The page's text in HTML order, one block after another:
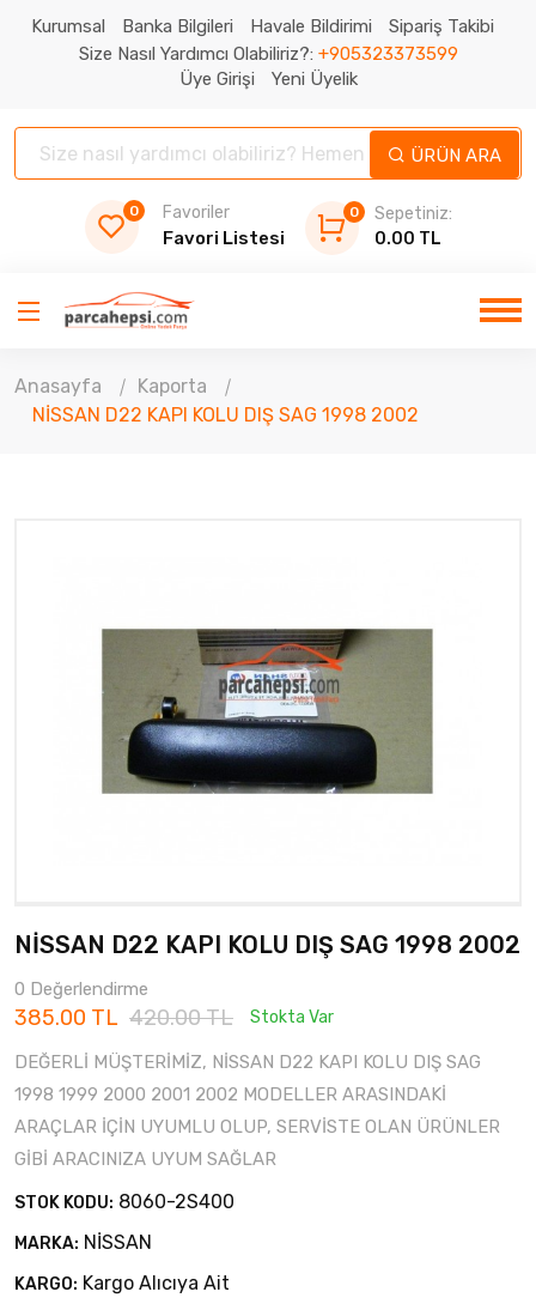
Kurumsal Banka Bilgileri Havale Bildirimi
Sipariş Takibi
Size Nasıl Yardımcı Olabiliriz?: +905323373599
Üye Girişi
Yeni Üyelik
ÜRÜN ARA
0 Favoriler
Favori Listesi
0
Sepetiniz:
0.00 TL
Anasayfa
Kaporta
NİSSAN D22 KAPI KOLU DIŞ SAG 1998 2002
NİSSAN D22 KAPI KOLU DIŞ SAG 1998 2002
0 Değerlendirme
385.00 TL 420.00 TL Stokta Var
DEĞERLİ MÜŞTERİMİZ, NİSSAN D22 KAPI KOLU DIŞ SAG
1998 1999 2000 2001 2002 MODELLER ARASINDAKİ
ARAÇLAR İÇİN UYUMLU OLUP, SERVİSTE OLAN ÜRÜNLER
GİBİ ARACINIZA UYUM SAĞLAR
STOK KODU: 8060-2S400
MARKA: NİSSAN
KARGO: Kargo Alıcıya Ait